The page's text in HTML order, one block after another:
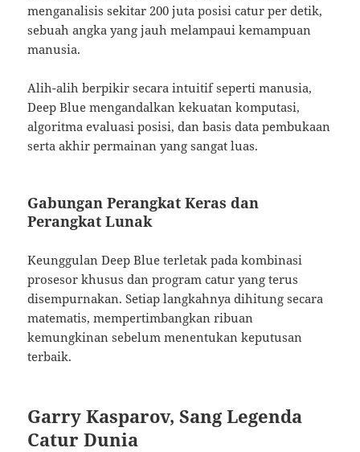
menganalisis sekitar 200 juta posisi catur per detik,
sebuah angka yang jauh melampaui kemampuan
manusia.
Alih-alih berpikir secara intuitif seperti manusia,
Deep Blue mengandalkan kekuatan komputasi,
algoritma evaluasi posisi, dan basis data pembukaan
serta akhir permainan yang sangat luas.
Gabungan Perangkat Keras dan
Perangkat Lunak
Keunggulan Deep Blue terletak pada kombinasi
prosesor khusus dan program catur yang terus
disempurnakan. Setiap langkahnya dihitung secara
matematis, mempertimbangkan ribuan
kemungkinan sebelum menentukan keputusan
terbaik.
Garry Kasparov, Sang Legenda
Catur Dunia